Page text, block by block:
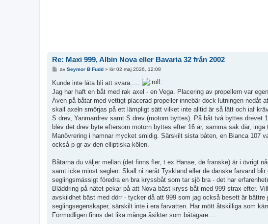
Re: Maxi 999, Albin Nova eller Bavaria 32 från 2002
ä
g
av Seymor B Fudd» lör 02 maj 2026, 12:08
Kunde inte låta bli att svara.....
Jag har haft en båt med rak axel - en Vega. Placering av propellern var
Även på båtar med vettigt placerad propeller innebär dock lutningen
skall axeln smörjas på ett lämpligt sätt vilket inte alltid är så lätt och iaf
S drev, Yanmardrev samt S drev (motorn byttes). På båt två byttes drevet
blev det drev byte eftersom motorn byttes efter 16 år, samma sak där,
Manövrering i hamnar mycket smidig. Särskilt sista båten, en Bianca 107
också p gr av den elliptiska kölen.
Båtarna du väljer mellan (det finns fler, t ex Hanse, de franske) är i övrigt
samt icke minst seglen. Skall ni neråt Tyskland eller de danske farvand
seglingsmässigt föredra en bra kryssbåt som tar sjö bra - det har
Bläddring på nätet pekar på att Nova bäst kryss båt med 999 strax efter.
avskildhet bäst med dörr - tycker då att 999 som jag också besett är
seglingsegenskaper, särskilt inte i era farvatten. Har mött åtskilliga som
Förmodligen finns det lika många åsikter som båtägare....